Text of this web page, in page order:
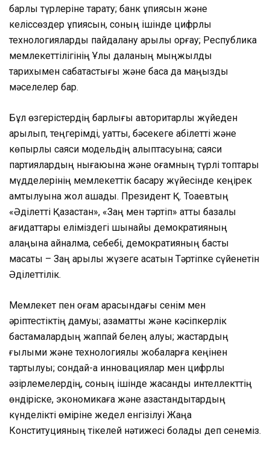
барлық түрлеріне тарату; банк құпиясын және
келіссөздер құпиясын, соның ішінде цифрлық
технологияларды пайдалану арқылы қорғау; Республика
мемлекеттілігінің Ұлы даланың мыңжылдық
тарихымен сабақтастығы және басқа да маңызды
мәселелер бар.
Бұл өзгерістердің барлығы авторитарлық жүйеден
арылып, теңгерімді, қуатты, бәсекеге қабілетті және
көпқырлы саяси модельдің қалыптасуына; саяси
партиялардың нығаюына және қоғамның түрлі топтары
мүдделерінің мемлекеттік басқару жүйесінде кеңірек
қамтылуына жол ашады. Президент Қ. Тоқаевтың
«Әділетті Қазақстан», «Заң мен тәртіп» атты базалық
қағидаттары еліміздегі шынайы демократияның
алаңына айналмақ, себебі, демократияның басты
мақсаты – Заң арқылы жүзеге асатын Тәртіпке сүйенетін
Әділеттілік.
Мемлекет пен қоғам арасындағы сенім мен
әріптестіктің дамуы; азаматтық және кәсіпкерлік
бастамалардың жаппай белең алуы; жастардың
ғылыми және технологиялық жобаларға кеңінен
тартылуы; сондай-ақ инновациялар мен цифрлық
әзірлемелердің, соның ішінде жасанды интеллекттің
өндіріске, экономикаға және қазақстандықтардың
күнделікті өміріне жедел енгізілуі Жаңа
Конституцияның тікелей нәтижесі болады деп сенеміз.